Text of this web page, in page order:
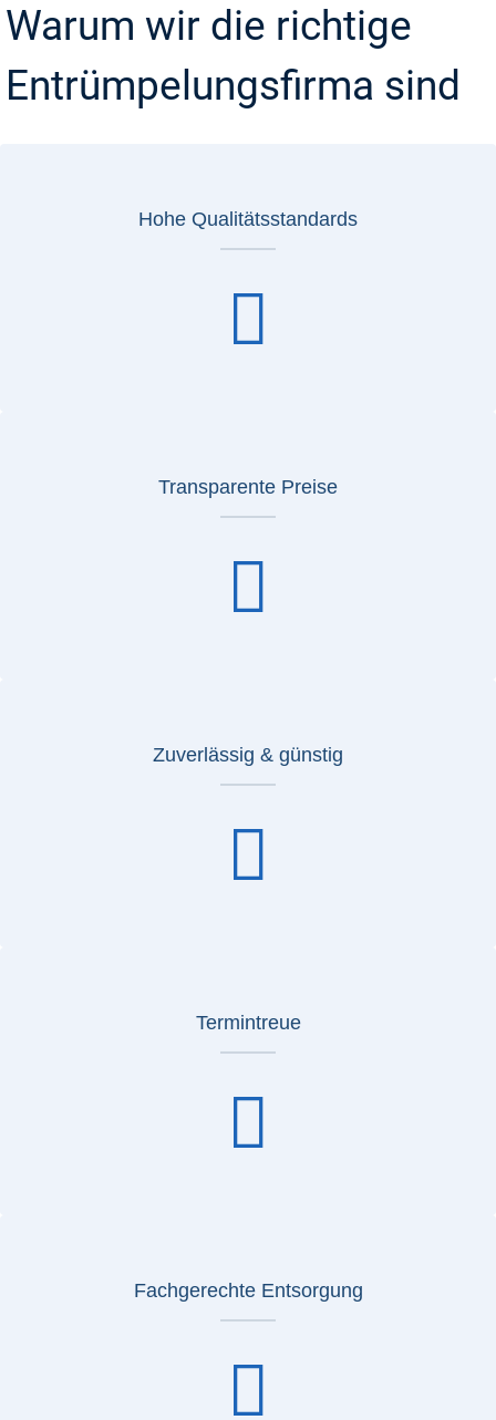
Warum wir die richtige
Entrümpelungsfirma sind
Hohe Qualitätsstandards
Transparente Preise
Zuverlässig & günstig
Termintreue
Fachgerechte Entsorgung